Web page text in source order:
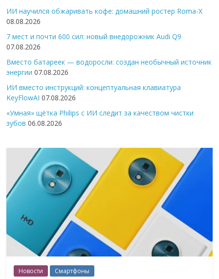
ИИ научился обжаривать кофе: домашний ростер Roma-X
08.08.2026
7 мест и почти 600 сил: новый внедорожник Audi Q9
07.08.2026
Вместо батареек — водоросли: создан необычный источник
энергии 07.08.2026
ИИ вместо инструкций: концептуальная клавиатура
KeyFlowAI 07.08.2026
«Умная» щётка Philips с ИИ следит за качеством чистки
зубов 06.08.2026
Новости Смартфоны